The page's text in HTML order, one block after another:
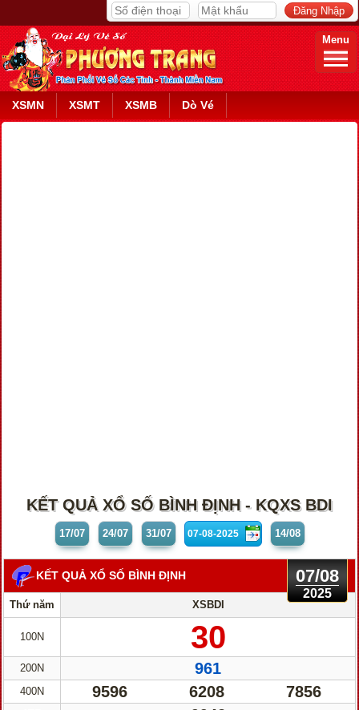
Menu
XSMN XSMT XSMB Dò Vé
KẾT QUẢ XỔ SỐ BÌNH ĐỊNH - KQXS BDI
17/07 24/07 31/07 14/08
KẾT QUẢ XỔ SỐ BÌNH ĐỊNH 07/08
2025
Thứ năm XSBDI
100N 30
200N 961
400N 9596 6208 7856